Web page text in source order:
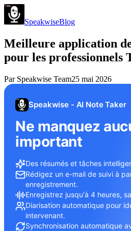
SpeakwiseBlog
Meilleure application
pour les professionnels
Par Speakwise Team25 mai 2026
Speakwise - AI Note Taker
Ne manquez
important
Des résumés et tâches
Rédigez un e-mail de suivi à
enregistrement.
Enregistrez jusqu'à 4 heures,
Diarisation automatique pour
intervenant.
Synchronisation automatique